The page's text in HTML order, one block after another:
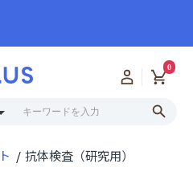
0
抗体検査（研究用）